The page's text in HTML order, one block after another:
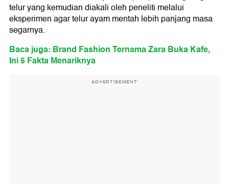
telur yang kemudian diakali oleh peneliti melalui
eksperimen agar telur ayam mentah lebih panjang masa
segarnya.
Baca juga: Brand Fashion Ternama Zara Buka Kafe,
Ini 5 Fakta Menariknya
ADVERTISEMENT